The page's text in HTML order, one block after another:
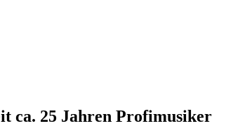
ca. 25 Jahren Profimusiker